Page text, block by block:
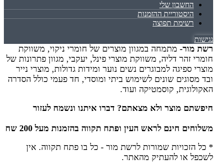
החשבון שלי
היסטוריית ההזמנות
רשימת תפוצה
נגישות
רשת מור- מתמחה במגוון מוצרים של חומרי ניקוי, משווקת
חומרי זהר דליה, משווקת מוצרי פינל, יעקבי, מגוון פתרונות של
מוצרי ספיגה למבוגרים נשים נוער ומידות גדולות, מוצרי נייר
ובד מסוגים שונים לשימוש ביתי ומוסדי, חד פעמי כולל הסדרה
האקולוגית, קוסמטיקה ועוד.
חיפשתם מוצר ולא מצאתם? דברו איתנו ונשמח לעזור
משלוחים חינם לראש העין ופתח תקווה בהזמנות מעל 200 שח
* כל הזכויות שמורות לרשת מור - כל בו פתח תקווה. אין
לשכפל או להעתיק מהאתר.